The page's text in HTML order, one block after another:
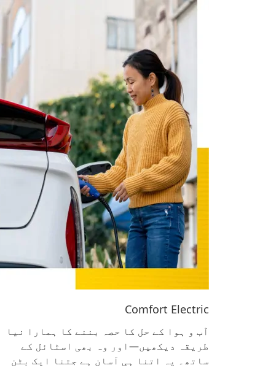
Comfort Electric
آب و ہوا کے حل کا حصہ بننے کا ہمارا نیا
طریقہ دیکھیں—اور وہ بھی اسٹائل کے
ساتھ۔ یہ اتنا ہی آسان ہے جتنا ایک بٹن